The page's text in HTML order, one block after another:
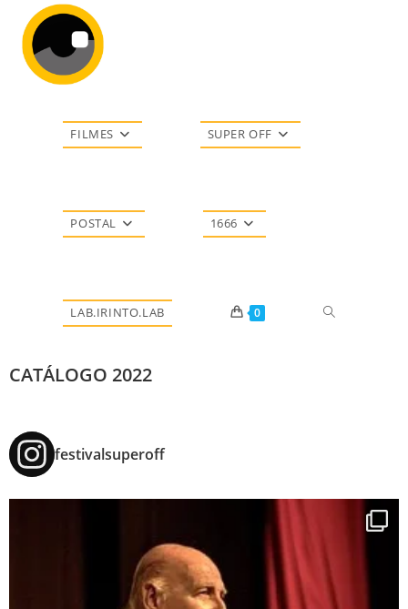
FILMES SUPER OFF
POSTAL 1666
LAB.IRINTO.LAB 0
CATÁLOGO 2022
festivalsuperoff